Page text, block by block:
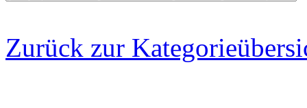
Zurück zur